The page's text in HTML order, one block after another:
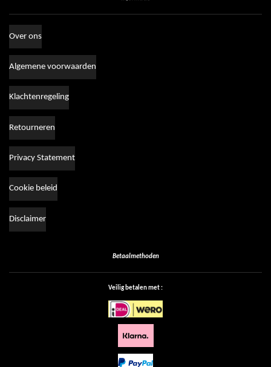
Over ons
Algemene voorwaarden
Klachtenregeling
Retourneren
Privacy Statement
Cookie beleid
Disclaimer
Betaalmethoden
Veilig betalen met :